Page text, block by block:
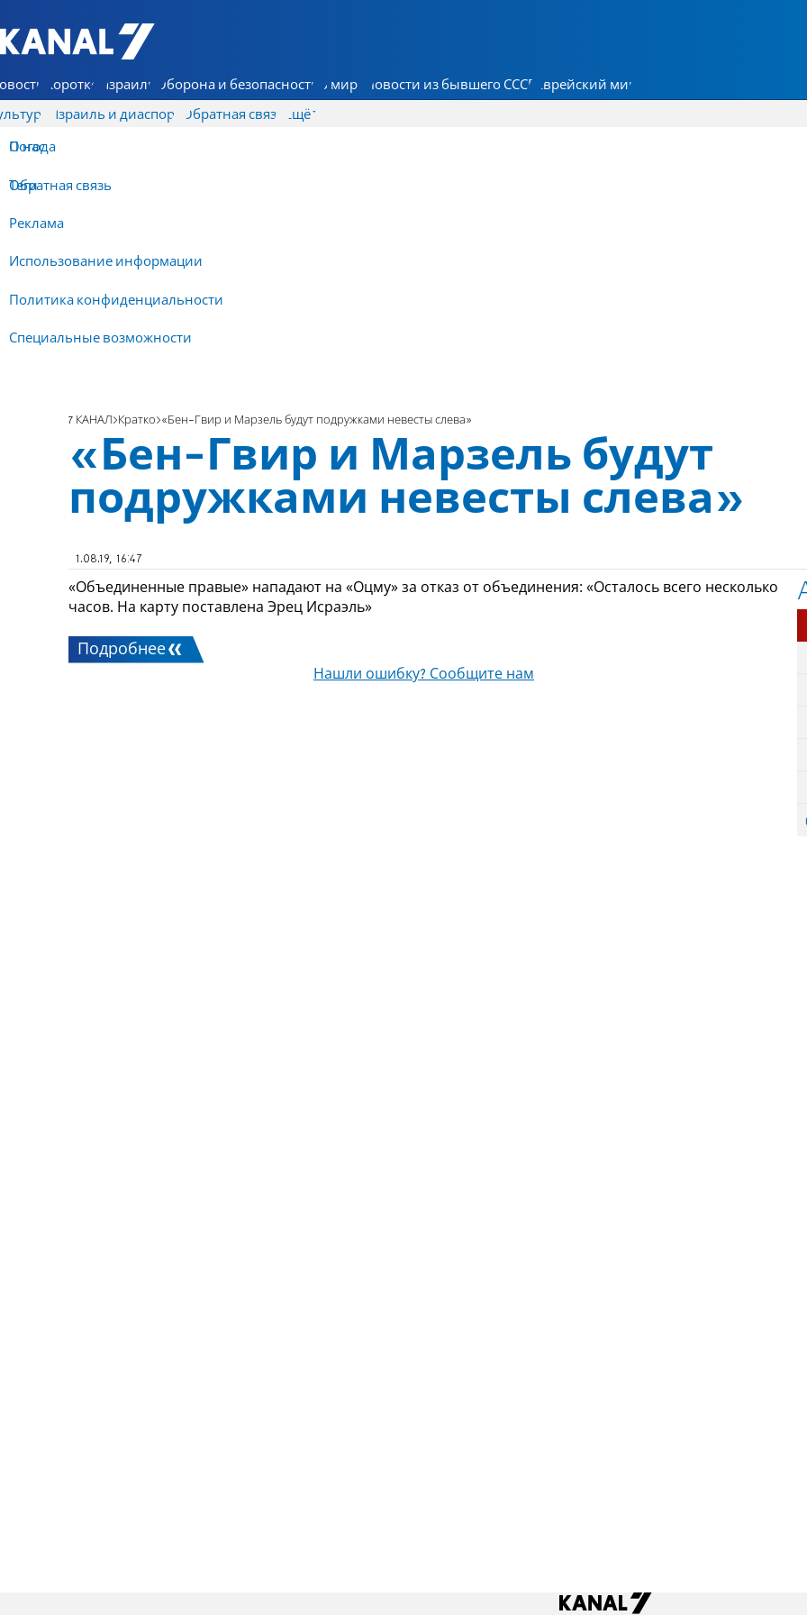
7 КАНАЛ - Аруц Шева
Коротко Израиль Оборона и безопасность В мире Новости из бывшего СССР Еврейский мир
Израиль и диаспора Обратная связь
О нас
Обратная связь
Реклама
Использование информации
Политика конфиденциальности
Специальные возможности
Ещё
Погода
Теги
7 КАНАЛ Кратко «Бен-Гвир и Марзель будут подружками невесты слева»
«Бен-Гвир и Марзель будут
подружками невесты слева»
1.08.19, 16:47
«Объединенные правые» нападают на «Оцму» за отказ от объединения: «Осталось всего несколько
часов. На карту поставлена Эрец Исраэль»
Подробнее
Нашли ошибку? Сообщите нам